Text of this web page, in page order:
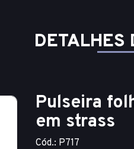
DETALHES
Pulseira
em strass
Cód.: P717